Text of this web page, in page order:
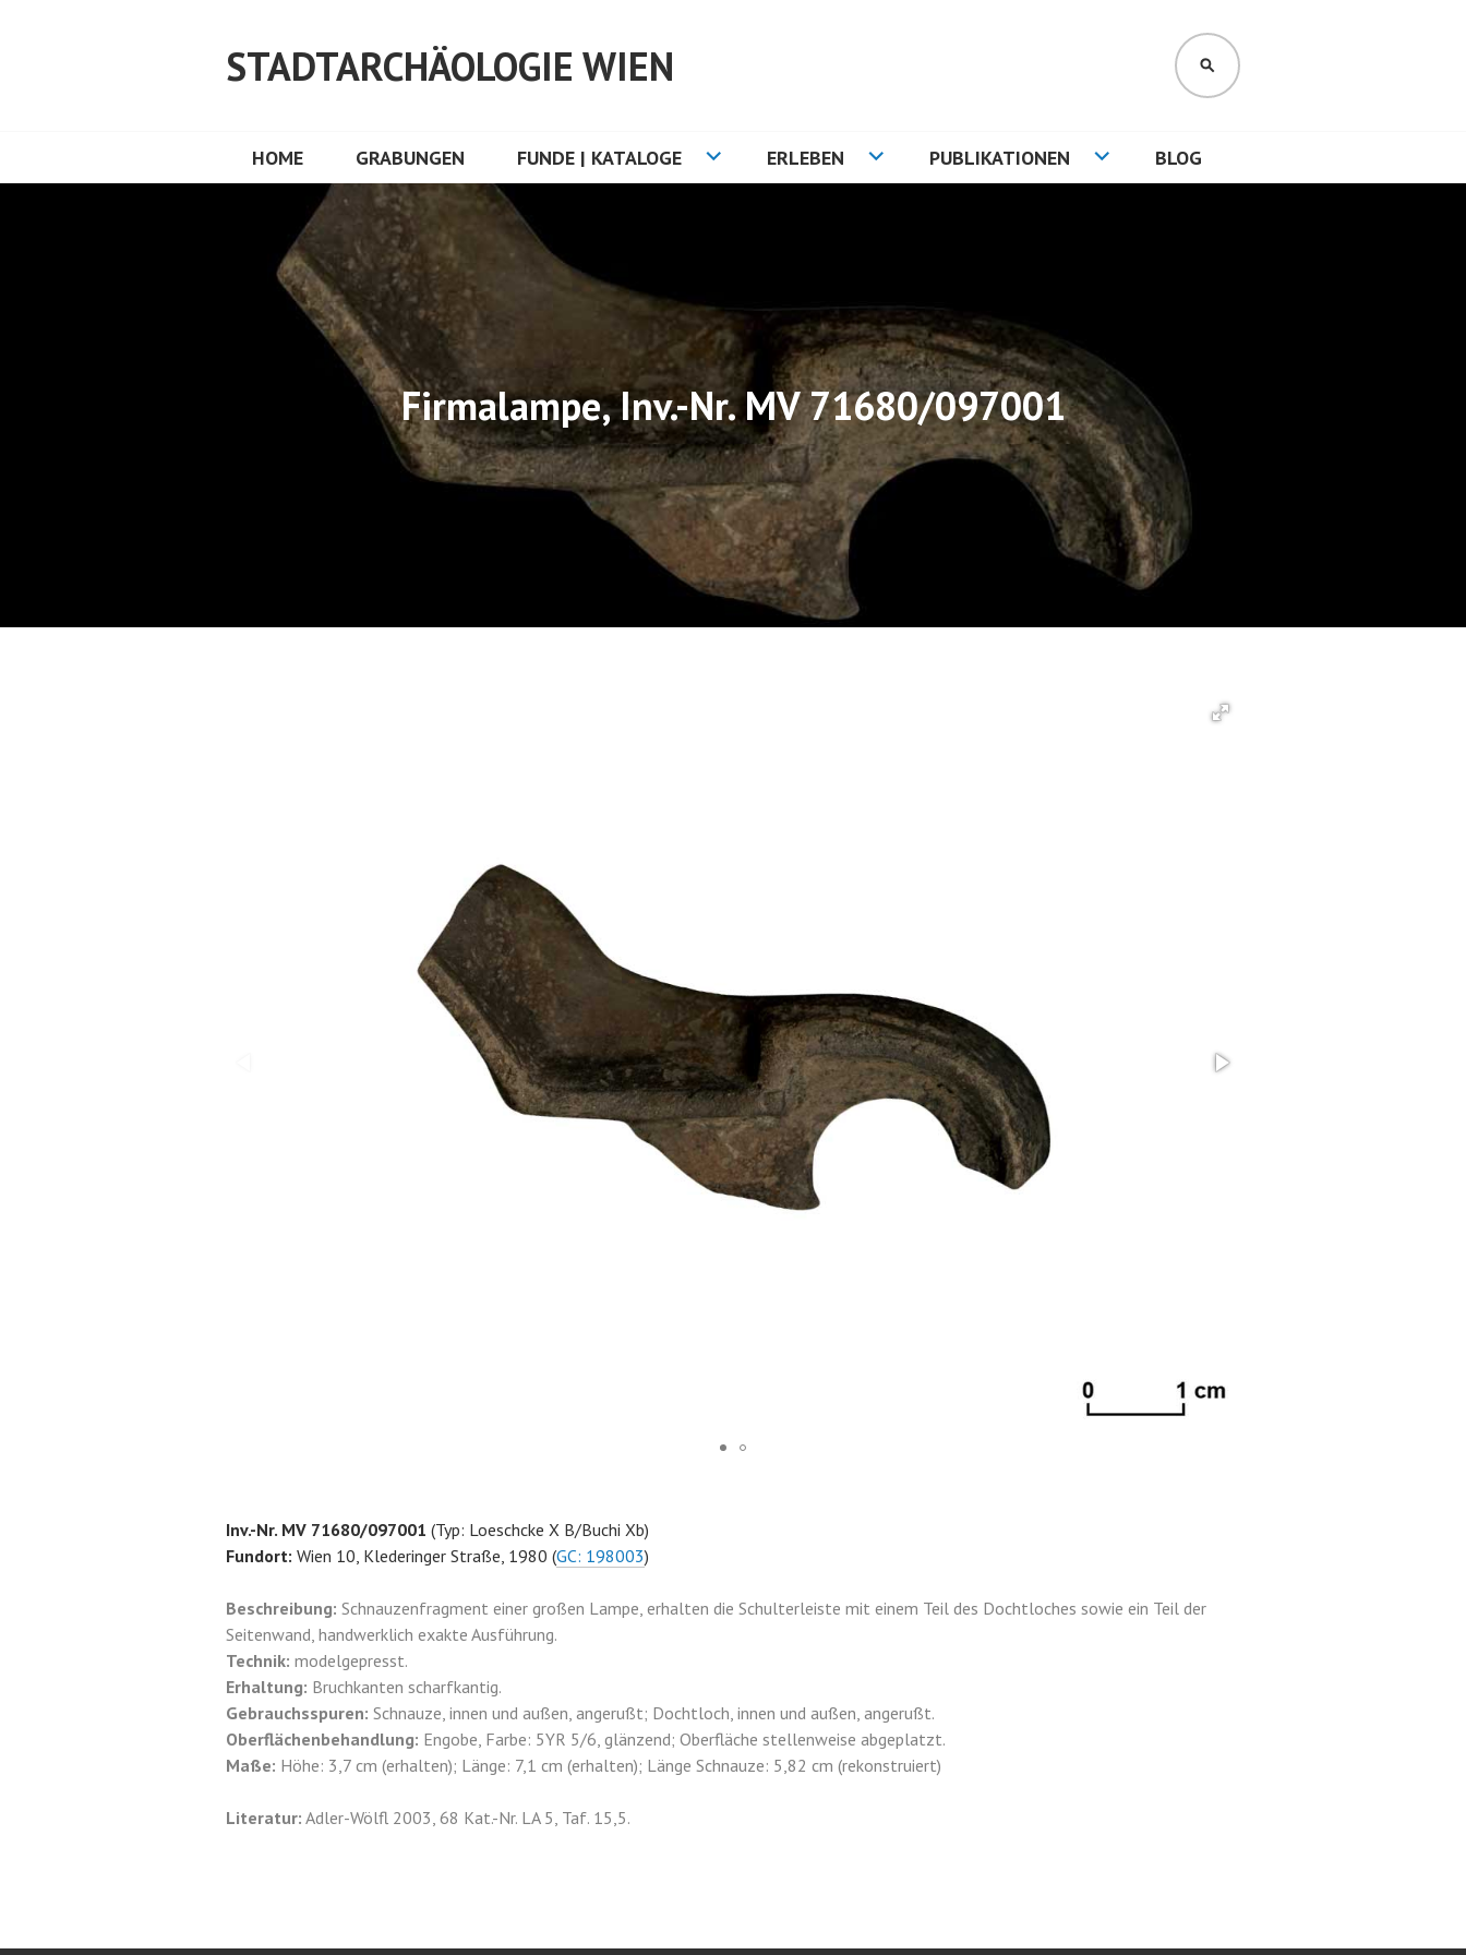
STADTARCHÄOLOGIE WIEN SUCHEN
HOME GRABUNGEN FUNDE | KATALOGE ERLEBEN PUBLIKATIONEN BLOG
Firmalampe, Inv.-Nr. MV 71680/097001
Inv.-Nr. MV 71680/097001 (Typ: Loeschcke X B/Buchi Xb)
Fundort: Wien 10, Klederinger Straße, 1980 (GC: 198003)
Beschreibung: Schnauzenfragment einer großen Lampe, erhalten die Schulterleiste mit einem Teil des Dochtloches sowie ein Teil der
Seitenwand, handwerklich exakte Ausführung.
Technik: modelgepresst.
Erhaltung: Bruchkanten scharfkantig.
Gebrauchsspuren: Schnauze, innen und außen, angerußt; Dochtloch, innen und außen, angerußt.
Oberflächenbehandlung: Engobe, Farbe: 5YR 5/6, glänzend; Oberfläche stellenweise abgeplatzt.
Maße: Höhe: 3,7 cm (erhalten); Länge: 7,1 cm (erhalten); Länge Schnauze: 5,82 cm (rekonstruiert)
Literatur: Adler-Wölfl 2003, 68 Kat.-Nr. LA 5, Taf. 15,5.